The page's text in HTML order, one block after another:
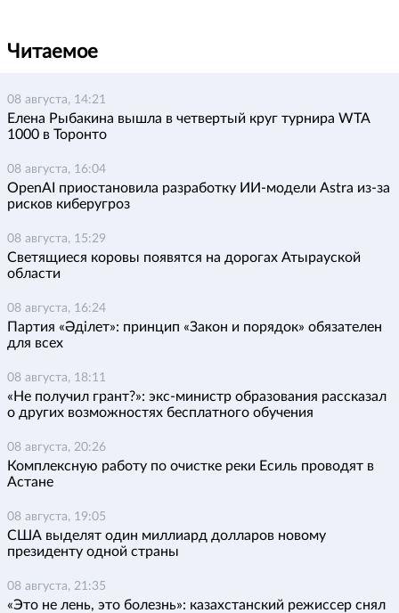
Читаемое
08 августа, 14:21
Елена Рыбакина вышла в четвертый круг турнира WTA
1000 в Торонто
08 августа, 16:04
OpenAI приостановила разработку ИИ-модели Astra из-за
рисков киберугроз
08 августа, 15:29
Светящиеся коровы появятся на дорогах Атырауской
области
08 августа, 16:24
Партия «Әділет»: принцип «Закон и порядок» обязателен
для всех
08 августа, 18:11
«Не получил грант?»: экс-министр образования рассказал
о других возможностях бесплатного обучения
08 августа, 20:26
Комплексную работу по очистке реки Есиль проводят в
Астане
08 августа, 19:05
США выделят один миллиард долларов новому
президенту одной страны
08 августа, 21:35
«Это не лень, это болезнь»: казахстанский режиссер снял